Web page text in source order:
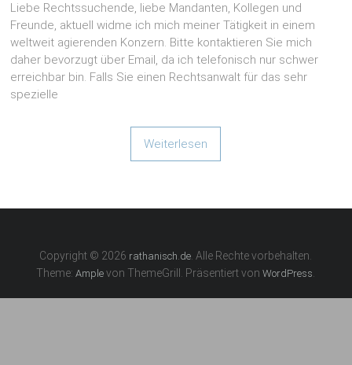
Liebe Rechtssuchende, liebe Mandanten, Kollegen und
Freunde, aktuell widme ich mich meiner Tätigkeit in einem
weltweit agierenden Konzern. Bitte kontaktieren Sie mich
daher bevorzugt über Email, da ich telefonisch nur schwer
erreichbar bin. Falls Sie einen Rechtsanwalt für das sehr
spezielle
Weiterlesen
Copyright © 2026 rathanisch.de . Alle Rechte vorbehalten.
Theme:Ample von ThemeGrill. Präsentiert vonWordPress